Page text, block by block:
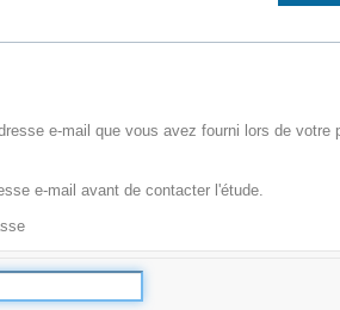
e-mail que vous avez fourni lors de
e-mail avant de contacter l'étude.